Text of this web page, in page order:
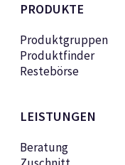
PRODUKTE
Produktgruppen
Produktfinder
Restebörse
LEISTUNGEN
Beratung